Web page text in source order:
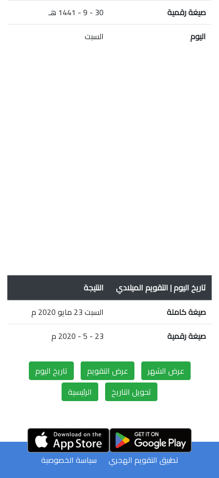
صيغة رقمية
30 - 9 - 1441 هـ
اليوم
السبت
تاريخ اليوم | التقويم الميلادي
النتيجة
صيغة كاملة
السبت 23 مايو 2020 م
صيغة رقمية
23 - 5 - 2020 م
عرض الشهر عرض التقويم
تاريخ اليوم
تحويل التاريخ
الرئيسية
سياسة الخصوصية
تطبيق التقويم الهجري